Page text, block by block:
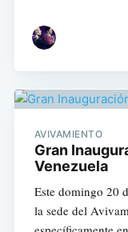
AVIVAMIENTO
Gran
Venezuela
Este domingo 20
la sede del